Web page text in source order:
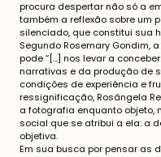
procura despertar não só a
também a reflexão sobre um
silenciado, que constitui sua
Segundo Rosemary Gondim,
pode “[…] nos levar a
narrativas e da produção de
condições de experiência e
ressignificação, Rosângela
a fotografia enquanto objeto,
social que se atribui a ela: a
objetiva.
Em sua busca por pensar as